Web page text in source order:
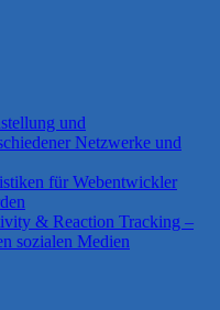
und
Netzwerke und
für Webentwickler
& Reaction Tracking –
sozialen Medien